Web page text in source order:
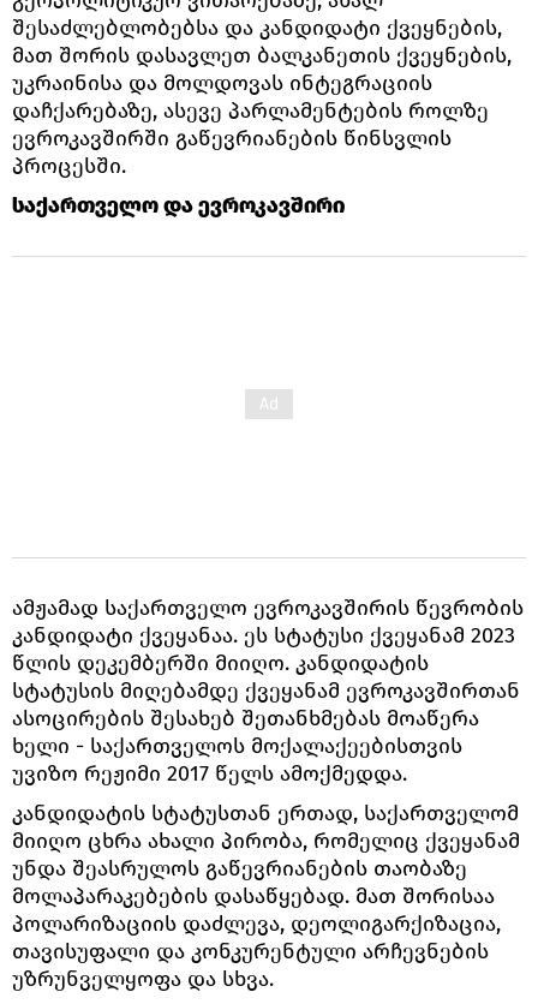
შესაძლებლობებსა და კანდიდატი ქვეყნების,
მათ შორის დასავლეთ ბალკანეთის ქვეყნების,
უკრაინისა და მოლდოვას ინტეგრაციის
დაჩქარებაზე, ასევე პარლამენტების როლზე
ევროკავშირში გაწევრიანების წინსვლის
პროცესში.
საქართველო და ევროკავშირი
ამჟამად საქართველო ევროკავშირის წევრობის
კანდიდატი ქვეყანაა. ეს სტატუსი ქვეყანამ 2023
წლის დეკემბერში მიიღო. კანდიდატის
სტატუსის მიღებამდე ქვეყანამ ევროკავშირთან
ასოცირების შესახებ შეთანხმებას მოაწერა
ხელი - საქართველოს მოქალაქეებისთვის
უვიზო რეჟიმი 2017 წელს ამოქმედდა.
კანდიდატის სტატუსთან ერთად, საქართველომ
მიიღო ცხრა ახალი პირობა, რომელიც ქვეყანამ
უნდა შეასრულოს გაწევრიანების თაობაზე
მოლაპარაკებების დასაწყებად. მათ შორისაა
პოლარიზაციის დაძლევა, დეოლიგარქიზაცია,
თავისუფალი და კონკურენტული არჩევნების
უზრუნველყოფა და სხვა.